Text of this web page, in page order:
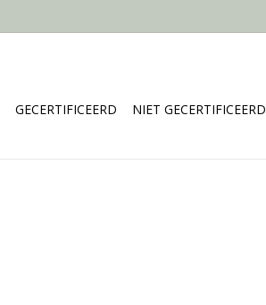
GECERTIFICEERD NIET GECERTIFICEERD